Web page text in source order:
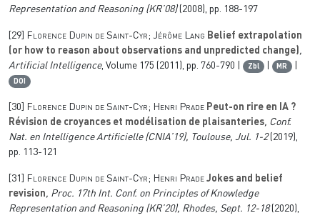
Representation and Reasoning (KR’08)(2008), pp. 188-197
[29] Florence Dupin de Saint-Cyr; Jérôme Lang Belief extrapolation
(or how to reason about observations and unpredicted change),
Artificial Intelligence, Volume 175 (2011), pp. 760-790 | Zbl | MR
DOI
[30] Florence Dupin de Saint-Cyr; Henri Prade Peut-on rire en IA ?
Révision de croyances et modélisation de plaisanteries, Conf.
Nat. en Intelligence Artificielle (CNIA’19), Toulouse, Jul. 1-2(2019),
pp. 113-121
[31] Florence Dupin de Saint-Cyr; Henri Prade Jokes and belief
revision, Proc. 17th Int. Conf. on Principles of Knowledge
Representation and Reasoning (KR’20), Rhodes, Sept. 12-18(2020),